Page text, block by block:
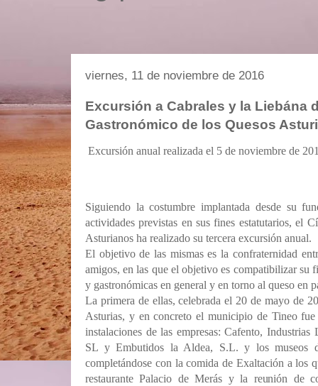
viernes, 11 de noviembre de 2016
Excursión a Cabrales y la Liebána
Gastronómico de los Quesos
Excursión anual realizada el 5 de noviembre de
Siguiendo la costumbre implantada desde su
actividades previstas en sus fines estatutarios, el
Asturianos ha realizado su tercera excursión anual.
El objetivo de las mismas es la confraternidad
amigos, en las que el objetivo es compatibilizar su
y gastronómicas en general y en torno al queso en
La primera de ellas, celebrada el 20 de mayo de
Asturias, y en concreto el municipio de Tineo
instalaciones de las empresas: Cafento,
SL y Embutidos la Aldea, S.L. y los museos
completándose con la comida de Exaltación a los
restaurante Palacio de Merás y la reunión de